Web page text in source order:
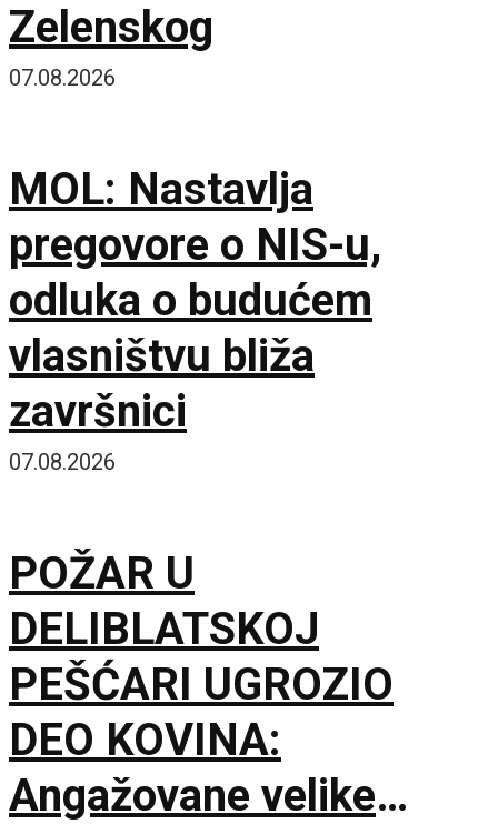
Zelenskog
07.08.2026
MOL: Nastavlja
pregovore o NIS-u,
odluka o budućem
vlasništvu bliža
završnici
07.08.2026
POŽAR U
DELIBLATSKOJ
PEŠĆARI UGROZIO
DEO KOVINA:
Angažovane velike